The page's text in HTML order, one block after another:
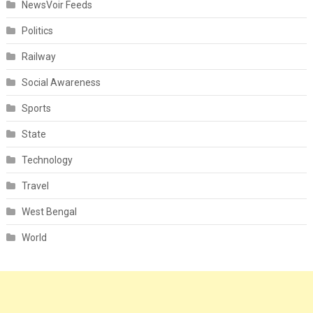
NewsVoir Feeds
Politics
Railway
Social Awareness
Sports
State
Technology
Travel
West Bengal
World